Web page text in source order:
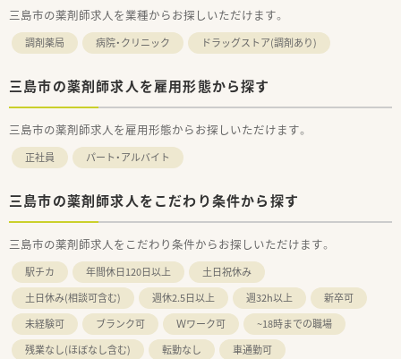
三島市の薬剤師求人を業種からお探しいただけます。
調剤薬局 病院・クリニック ドラッグストア(調剤あり)
三島市の薬剤師求人を雇用形態から探す
三島市の薬剤師求人を雇用形態からお探しいただけます。
正社員 パート・アルバイト
三島市の薬剤師求人をこだわり条件から探す
三島市の薬剤師求人をこだわり条件からお探しいただけます。
駅チカ 年間休日120日以上
土日祝休み
土日休み(相談可含む)
週休2.5日以上 週32h以上
新卒可
未経験可
ブランク可 Ｗワーク可
~18時までの職場
残業なし(ほぼなし含む)
転勤なし
車通勤可